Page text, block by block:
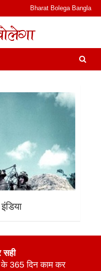
Bharat Bolega Bangla
भारत बोलेगा हिंदी न्यूज़ वेबसाइट
I जानकारी भी समझदारी भी
सही
के 365 दिन काम कर